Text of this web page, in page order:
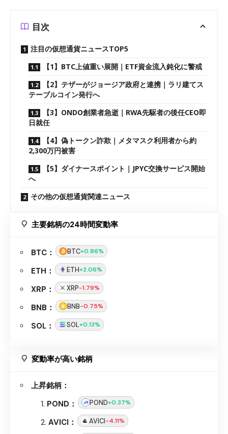
目次
注目の仮想通貨ニュースTOP5
【1】BTC上値重い展開｜ETF資金流入鈍化に警戒
【2】テザーがジョージア政府と連携｜ラリ建てス
テーブルコイン発行へ
【3】ONDO創業者急逝｜RWA先駆者の後任CEO即
日就任
【4】偽トークン詐欺｜メタマスク利用者から約
2,300万円被害
【5】ダイナースポイント｜JPYC交換サービス開始
へ
その他の仮想通貨関連ニュース
主要銘柄の24時間変動率
BTC： BTC+0.86%
ETH： ETH+2.06%
XRP： XRP-1.79%
BNB： BNB-0.75%
SOL： SOL+0.13%
変動率が高い銘柄
上昇銘柄：
POND：
POND+0.37%
AVICI： AVICI-4.11%